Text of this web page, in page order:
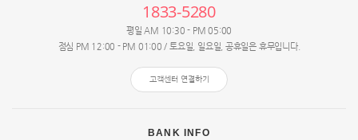
1833-5280
평일 AM 10:30 - PM 05:00
점심 PM 12:00 - PM 01:00 / 토요일, 일요일, 공휴일은 휴무입니다.
고객센터 연결하기
BANK INFO